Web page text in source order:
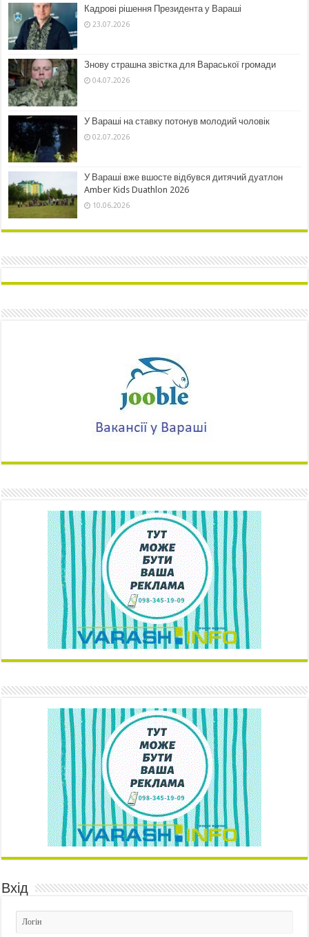
Кадрові рішення Президента у Вараші
23.07.2026
Знову страшна звістка для Вараської громади
04.07.2026
У Вараші на ставку потонув молодий чоловік
02.07.2026
У Вараші вже вшосте відбувся дитячий дуатлон
Amber Kids Duathlon 2026
10.06.2026
Вхід